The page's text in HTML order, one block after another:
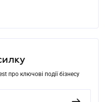
про ключові події бізнесу